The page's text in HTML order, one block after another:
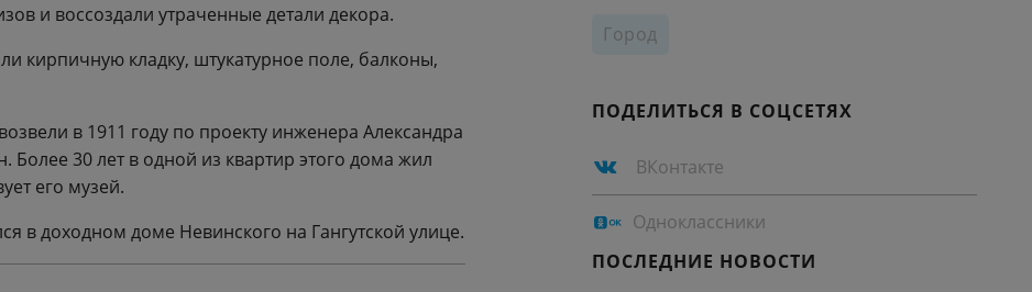
и воссоздали утраченные детали декора.
кирпичную кладку, штукатурное поле, балконы,
в 1911 году по проекту инженера Александра
30 лет в одной из квартир этого дома жил
его музей.
в доходном доме Невинского на Гангутской улице.
Город
ПОДЕЛИТЬСЯ В СОЦСЕТЯХ
ВКонтакте
Одноклассники
ПОСЛЕДНИЕ НОВОСТИ